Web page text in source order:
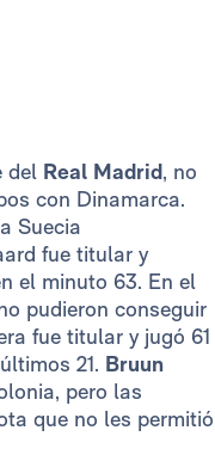
del Real Madrid, no
con Dinamarca.
Suecia
fue titular y
el minuto 63. En el
pudieron conseguir
fue titular y jugó 61
21. Bruun
pero las
que no les permitió